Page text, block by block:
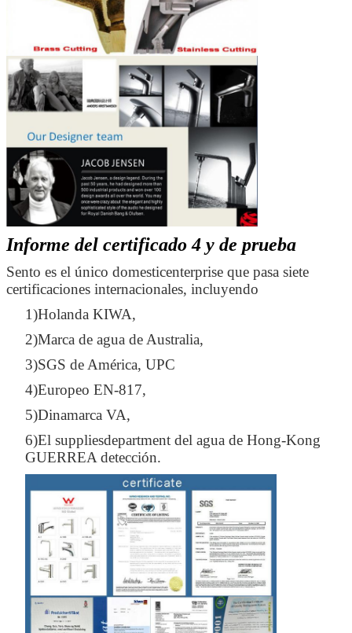
Deja un mensaje
¡Te llamaremos pronto!
Informe del certificado 4 y de prueba
Sento es el único domesticenterprise que pasa siete
certificaciones internacionales, incluyendo
1)Holanda KIWA,
2)Marca de agua de Australia,
3)SGS de América, UPC
4)Europeo EN-817,
5)Dinamarca VA,
6)El suppliesdepartment del agua de Hong-Kong
GUERREA detección.